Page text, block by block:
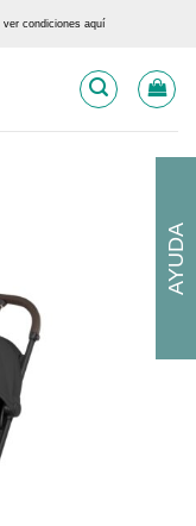
ver condiciones aquí
AYUDA